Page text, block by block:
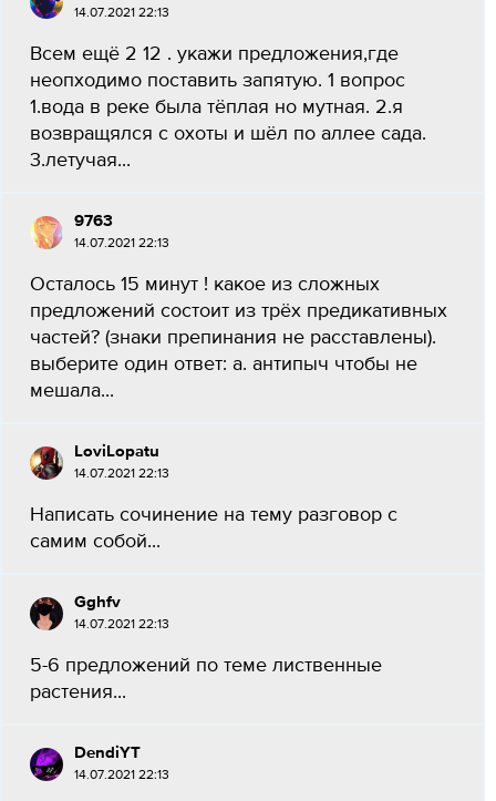
14.07.2021 22:13
Всем ещё 2 12 . укажи предложения,где
неопходимо поставить запятую. 1 вопрос
1.вода в реке была тёплая но мутная. 2.я
возвращялся с охоты и шёл по аллее сада.
3.летучая...
9763
14.07.2021 22:13
Осталось 15 минут ! какое из сложных
предложений состоит из трёх предикативных
частей? (знаки препинания не расставлены).
выберите один ответ: a. антипыч чтобы не
мешала...
LoviLopatu
14.07.2021 22:13
Написать сочинение на тему разговор с
самим собой...
Gghfv
14.07.2021 22:13
5-6 предложений по теме лиственные
растения...
DendiYT
14.07.2021 22:13